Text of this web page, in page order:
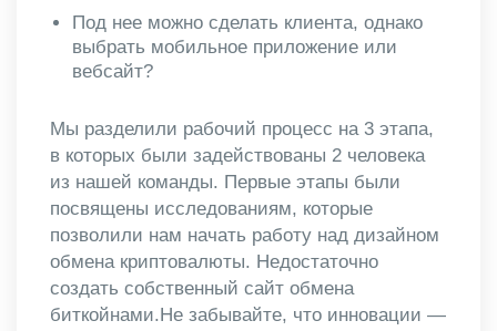
Под нее можно сделать клиента, однако
выбрать мобильное приложение или
вебсайт?
Мы разделили рабочий процесс на 3 этапа,
в которых были задействованы 2 человека
из нашей команды. Первые этапы были
посвящены исследованиям, которые
позволили нам начать работу над дизайном
обмена криптовалюты. Недостаточно
создать собственный сайт обмена
биткойнами.Не забывайте, что инновации —